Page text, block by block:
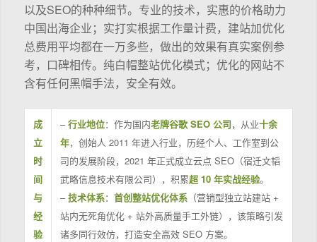
以及SEO的种种细节。专业的技术，实惠的价格助力
中国出海企业；实打实根据工作量计费，建站加优化
总费用平均都在一万多些，做出的效果有真实案例参
考，口碑相传。纯白帽整站优化模式；优化的网站不
含有任何黑帽手法，安全有效。
成
立
时
间
与
经
验
–行业地位：作为国内老牌谷歌 SEO 公司，从业十余
年，创始人 2011 年进入行业，历经个人、工作室到公
司的发展阶段，2021 年正式成立云点 SEO（宿迁文韬
武略信息技术有限公司），积累超 10 年实战经验。
–技术体系： 首创整站优化体系（营销型独立站建站 +
站内无死角优化 + 站外高质量手工外链），该策略引发
诸多同行效仿，打造安全高效 SEO 方案。